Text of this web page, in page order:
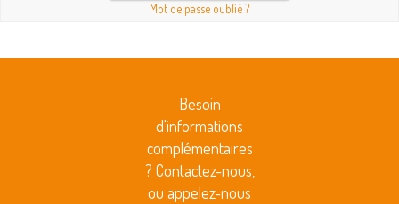
Mot de passe oublié ?
Besoin
d'informations
complémentaires
? Contactez-nous,
ou appelez-nous